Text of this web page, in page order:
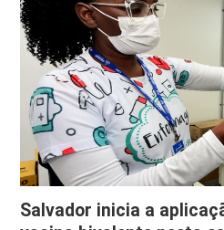
Salvador inicia a